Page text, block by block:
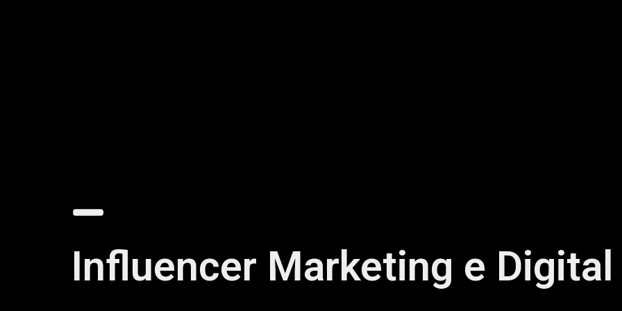
Influencer Marketing e Digital